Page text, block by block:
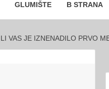
GLUMIŠTE B STRANA
VAS JE IZNENADILO PRVO